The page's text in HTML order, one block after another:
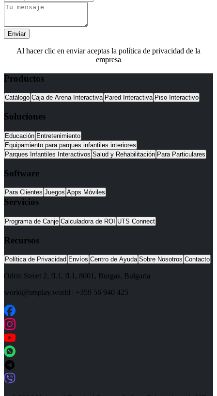
Enviar
Al hacer clic en enviar aceptas la política de privacidad de la
empresa
Productos
Catálogo Caja de Arena Interactiva Pared Interactiva Piso Interactivo
Soluciones
Educación Entretenimiento
Equipamiento para parques infantiles interiores
Parques Infantiles Interactivos Salud y Rehabilitación Para Particulares
Software
Para Clientes Juegos Apps Móviles
Servicios
Programa de Canje Calculadora de ROI UTS Connect
Recursos
Política de Privacidad Envíos Centro de Ayuda Sobre Nosotros Contacto
Odrin Street 2, fl.1 , fl.1, 8001 , Burgas, Bulgaria
world@utsplay.world | +359 56 940 425